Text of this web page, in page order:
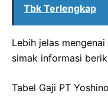
Tbk Terlengkap
Lebih jelas
simak informasi
Tabel Gaji PT